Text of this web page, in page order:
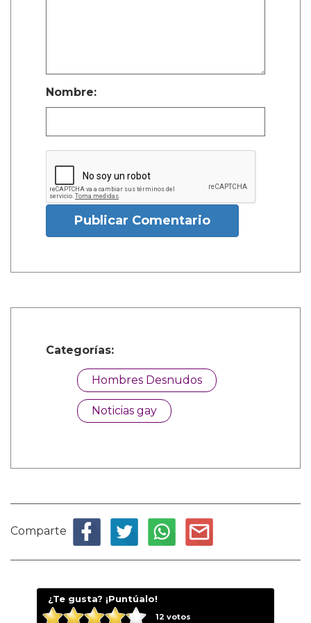
Nombre:
Publicar Comentario
Categorías:
Hombres Desnudos
Noticias gay
Comparte
¿Te gusta? ¡Puntúalo!
12 votos